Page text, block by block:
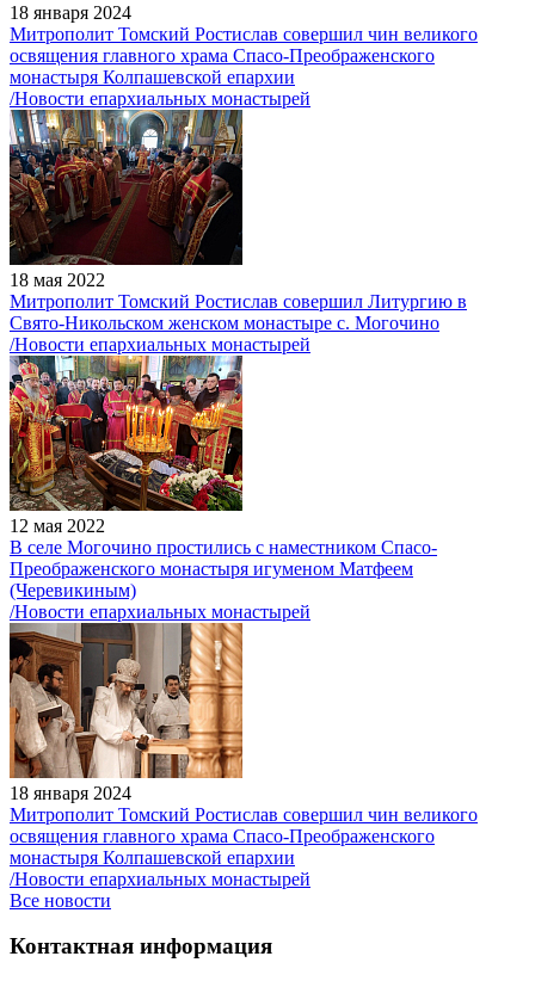
18 января 2024
Митрополит Томский Ростислав совершил чин великого
освящения главного храма Спасо-Преображенского
монастыря Колпашевской епархии
/Новости епархиальных монастырей
18 мая 2022
Митрополит Томский Ростислав совершил Литургию в
Свято-Никольском женском монастыре с. Могочино
/Новости епархиальных монастырей
12 мая 2022
В селе Могочино простились с наместником Спасо-
Преображенского монастыря игуменом Матфеем
(Черевикиным)
/Новости епархиальных монастырей
18 января 2024
Митрополит Томский Ростислав совершил чин великого
освящения главного храма Спасо-Преображенского
монастыря Колпашевской епархии
/Новости епархиальных монастырей
Все новости
Контактная информация